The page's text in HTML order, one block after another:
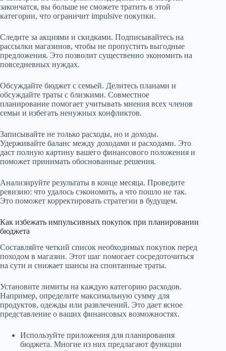
закончатся, вы больше не сможете тратить в этой
категории, что ограничит impulsive покупки.
Следите за акциями и скидками. Подписывайтесь на
рассылки магазинов, чтобы не пропустить выгодные
предложения. Это позволит существенно экономить на
повседневных нуждах.
Обсуждайте бюджет с семьей. Делитесь планами и
обсуждайте траты с близкими. Совместное
планирование помогает учитывать мнения всех членов
семьи и избегать ненужных конфликтов.
Записывайте не только расходы, но и доходы.
Удерживайте баланс между доходами и расходами. Это
даст полную картину вашего финансового положения и
поможет принимать обоснованные решения.
Анализируйте результаты в конце месяца. Проведите
ревизию: что удалось сэкономить, а что пошло не так.
Это поможет корректировать стратегии в будущем.
Как избежать импульсивных покупок при планировании
бюджета
Составляйте четкий список необходимых покупок перед
походом в магазин. Этот шаг помогает сосредоточиться
на сути и снижает шансы на спонтанные траты.
Установите лимиты на каждую категорию расходов.
Например, определите максимальную сумму для
продуктов, одежды или развлечений. Это дает ясное
представление о ваших финансовых возможностях.
Используйте приложения для планирования
бюджета. Многие из них предлагают функции